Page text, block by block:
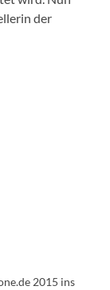
der
2015 ins